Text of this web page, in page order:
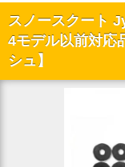
スノースクート
4モデル以前対応
シュ】